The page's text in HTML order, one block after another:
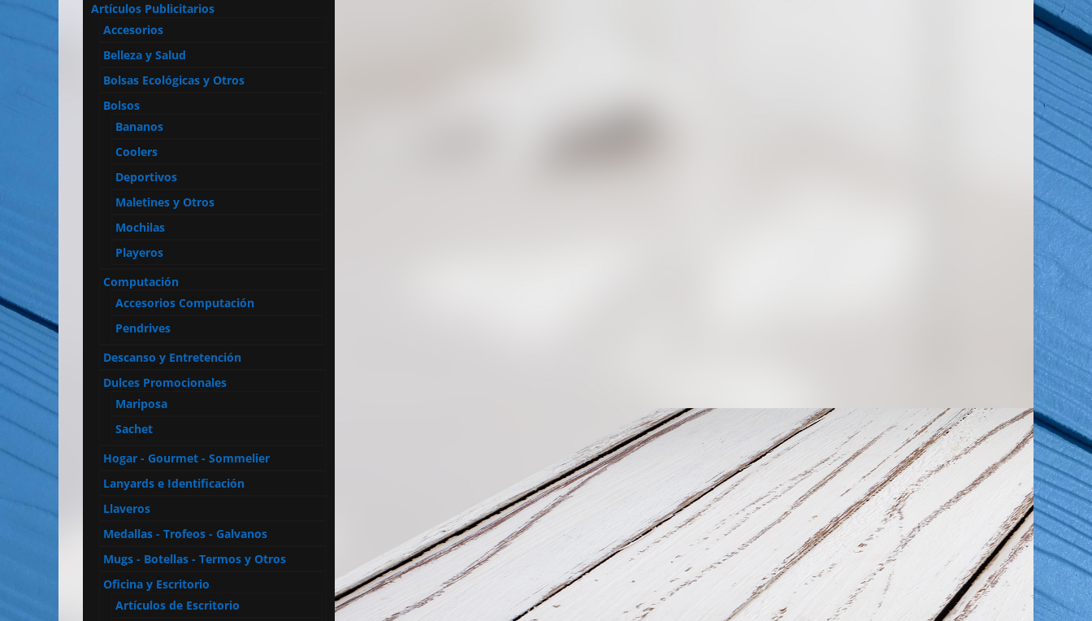
Artículos Publicitarios
Accesorios
Belleza y Salud
Bolsas Ecológicas y Otros
Bolsos
Bananos
Coolers
Deportivos
Maletines y Otros
Mochilas
Playeros
Computación
Accesorios Computación
Pendrives
Descanso y Entretención
Dulces Promocionales
Mariposa
Sachet
Hogar - Gourmet - Sommelier
Lanyards e Identificación
Llaveros
Medallas - Trofeos - Galvanos
Mugs - Botellas - Termos y Otros
Oficina y Escritorio
Artículos de Escritorio